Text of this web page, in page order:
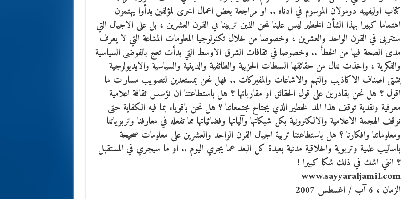
كتاب اوليفييه دومولان الموسوم في ادناه .. او مراجعة بعض اعمال اخرى لمؤلفين بدأوا يهتمون
اهتماما كبيرا بهذا الشأن الخطير ليس علينا نحن الذين تربينا في القرن العشرين ، بل على الاجيال التي
ستتربى في القرن الواحد والعشرين ، وخصوصا من خلال تكنولوجيا المعلومات المشاعة التي لا يعرف
مدى الصحة فيها من الخطأ .. وخصوصا في ثقافات الشرق الاوسط التي بدأت تعج بالفوضى السياسية
والفكرية ، واخذت تنال من حقائقها السلطات الحزبية والطائفية والدينية والسياسية والايديولوجية
بشتى اصناف الاكاذيب والتهم والاشاعات والمفبركات .. فهل نحن بمستعدين لتصويب مسارات ما
اقول ؟ هل نحن بقادرين على قول الحقائق او مقارباتها ؟ هل باستطاعتنا ان نؤسس ثقافة اعلامية
معرفية ونقدية توقف هذا المد الخطير الذي يجتاح مجتمعاتنا ؟ هل نحن باقوياء بما فيه الكفاية حتى
نوقف الهجمة الاعلامية والالكترونية بكل شبكاتها وآلياتها وفضائياتها مما تفعله في معارفنا وتربوياتنا
ومعلوماتنا وافكارنا ؟ هل باستطاعتنا تربية اجيال القرن الواحد والعشرين على معلومات صحيحة
باساليب علمية وتربوية واخلاقية مدنية بعيدة كل البعد عما يجري اليوم .. او ما سيجري في المستقبل
؟ انني اشك في ذلك شكا كبيرا !
www.sayyaraljamil.com
الزمان ، 6 آب / اغسطس 2007